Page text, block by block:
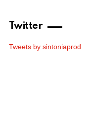
Twitter
Tweets by sintoniaprod